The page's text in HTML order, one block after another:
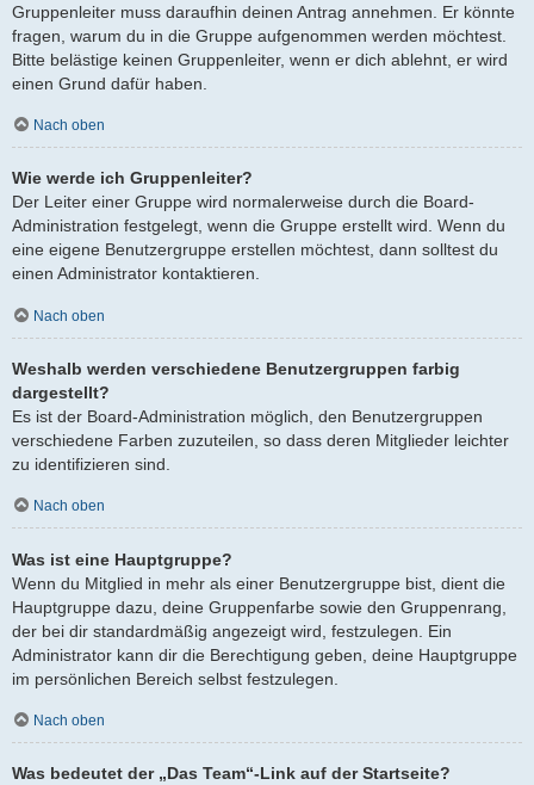
Gruppenleiter muss daraufhin deinen Antrag annehmen. Er könnte
fragen, warum du in die Gruppe aufgenommen werden möchtest.
Bitte belästige keinen Gruppenleiter, wenn er dich ablehnt, er wird
einen Grund dafür haben.
Nach oben
Wie werde ich Gruppenleiter?
Der Leiter einer Gruppe wird normalerweise durch die Board-
Administration festgelegt, wenn die Gruppe erstellt wird. Wenn du
eine eigene Benutzergruppe erstellen möchtest, dann solltest du
einen Administrator kontaktieren.
Nach oben
Weshalb werden verschiedene Benutzergruppen farbig
dargestellt?
Es ist der Board-Administration möglich, den Benutzergruppen
verschiedene Farben zuzuteilen, so dass deren Mitglieder leichter
zu identifizieren sind.
Nach oben
Was ist eine Hauptgruppe?
Wenn du Mitglied in mehr als einer Benutzergruppe bist, dient die
Hauptgruppe dazu, deine Gruppenfarbe sowie den Gruppenrang,
der bei dir standardmäßig angezeigt wird, festzulegen. Ein
Administrator kann dir die Berechtigung geben, deine Hauptgruppe
im persönlichen Bereich selbst festzulegen.
Nach oben
Was bedeutet der „Das Team“-Link auf der Startseite?